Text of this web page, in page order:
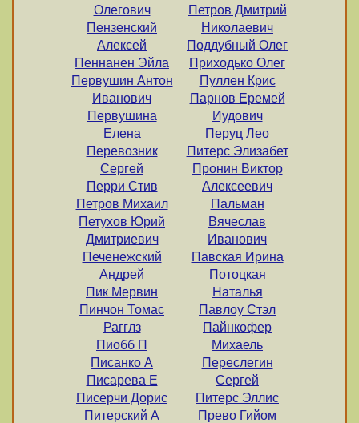
Олегович
Пензенский
Алексей
Пеннанен Эйла
Первушин Антон
Иванович
Первушина
Елена
Перевозник
Сергей
Перри Стив
Петров Михаил
Петухов Юрий
Дмитриевич
Печенежский
Андрей
Пик Мервин
Пинчон Томас
Рагглз
Пиобб П
Писанко А
Писарева Е
Писерчи Дорис
Питерский А
Петров Дмитрий
Николаевич
Поддубный Олег
Приходько Олег
Пуллен Крис
Парнов Еремей
Иудович
Перуц Лео
Питерс Элизабет
Пронин Виктор
Алексеевич
Пальман
Вячеслав
Иванович
Павская Ирина
Потоцкая
Наталья
Павлоу Стэл
Пайнкофер
Михаель
Переслегин
Сергей
Питерс Эллис
Прево Гийом